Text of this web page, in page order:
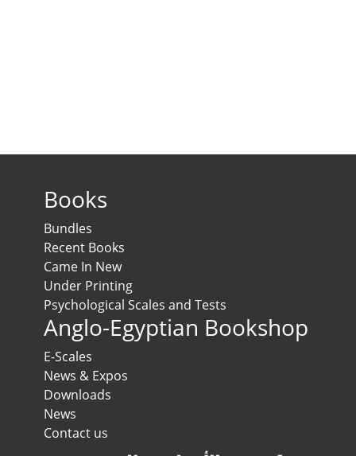
Books
Bundles
Recent Books
Came In New
Under Printing
Psychological Scales and Tests
Anglo-Egyptian Bookshop
E-Scales
News & Expos
Downloads
News
Contact us